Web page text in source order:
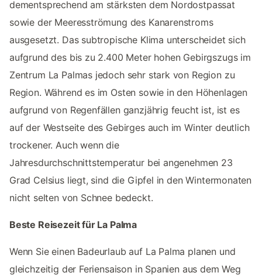
dementsprechend am stärksten dem Nordostpassat
sowie der Meeresströmung des Kanarenstroms
ausgesetzt. Das subtropische Klima unterscheidet sich
aufgrund des bis zu 2.400 Meter hohen Gebirgszugs im
Zentrum La Palmas jedoch sehr stark von Region zu
Region. Während es im Osten sowie in den Höhenlagen
aufgrund von Regenfällen ganzjährig feucht ist, ist es
auf der Westseite des Gebirges auch im Winter deutlich
trockener. Auch wenn die
Jahresdurchschnittstemperatur bei angenehmen 23
Grad Celsius liegt, sind die Gipfel in den Wintermonaten
nicht selten von Schnee bedeckt.
Beste Reisezeit für La Palma
Wenn Sie einen Badeurlaub auf La Palma planen und
gleichzeitig der Feriensaison in Spanien aus dem Weg